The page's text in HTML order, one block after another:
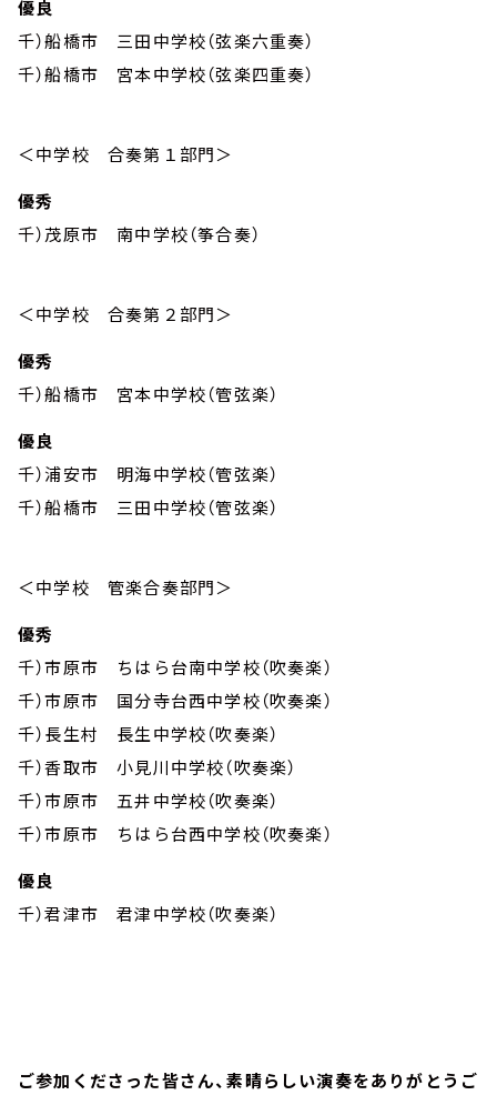
優良
千）船橋市 三田中学校（弦楽六重奏）
千）船橋市 宮本中学校（弦楽四重奏）
＜中学校 合奏第１部門＞
優秀
千）茂原市 南中学校（筝合奏）
＜中学校 合奏第２部門＞
優秀
千）船橋市 宮本中学校（管弦楽）
優良
千）浦安市 明海中学校（管弦楽）
千）船橋市 三田中学校（管弦楽）
＜中学校 管楽合奏部門＞
優秀
千）市原市 ちはら台南中学校（吹奏楽）
千）市原市 国分寺台西中学校（吹奏楽）
千）長生村 長生中学校（吹奏楽）
千）香取市 小見川中学校（吹奏楽）
千）市原市 五井中学校（吹奏楽）
千）市原市 ちはら台西中学校（吹奏楽）
優良
千）君津市 君津中学校（吹奏楽）
ご参加くださった皆さん、素晴らしい演奏をありがとうご